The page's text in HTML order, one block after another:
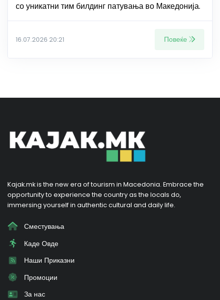
со уникатни тим билдинг патувања во Македонија.
16.07.2026 20:21 Повеќе
Kajak.mk is the new era of tourism in Macedonia. Embrace the
opportunity to experience the country as the locals do,
immersing yourself in authentic cultural and daily life.
Сместувања
Каде Овде
Наши Приказни
Промоции
За нас